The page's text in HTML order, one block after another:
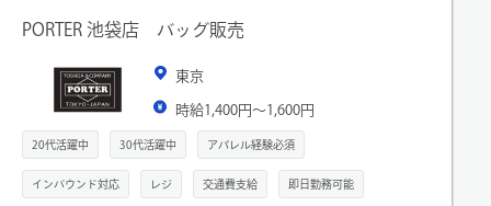
・納品、検品、出荷業務、電話対応など
PORTER 池袋店 バッグ販売
東京
時給1,400円～1,600円
20代活躍中 30代活躍中 アパレル経験必須
インバウンド対応 レジ 交通費支給 即日勤務可能